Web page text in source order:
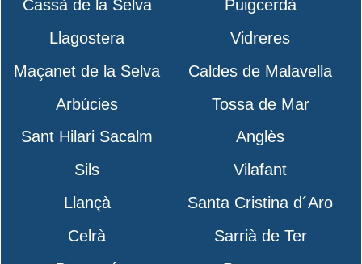
Cassà de la Selva
Puigcerdà
Llagostera
Vidreres
Maçanet de la Selva
Caldes de Malavella
Arbúcies
Tossa de Mar
Sant Hilari Sacalm
Anglès
Sils
Vilafant
Llançà
Santa Cristina d´Aro
Celrà
Sarrià de Ter